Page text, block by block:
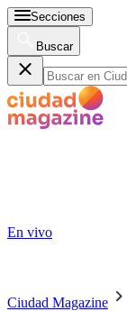
Secciones
Buscar
En vivo
Ciudad Magazine